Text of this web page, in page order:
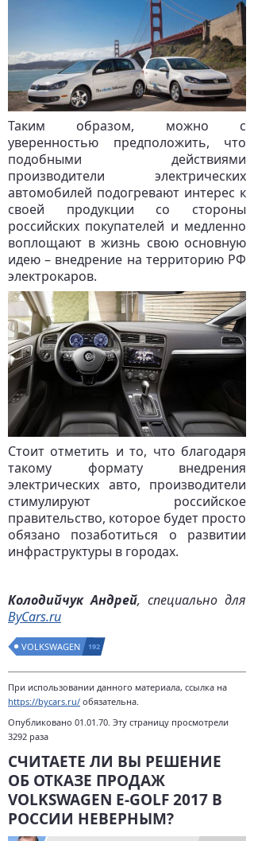
Таким образом, можно с
уверенностью предположить, что
подобными действиями
производители электрических
автомобилей подогревают интерес к
своей продукции со стороны
российских покупателей и медленно
воплощают в жизнь свою основную
идею – внедрение на территорию РФ
электрокаров.
Стоит отметить и то, что благодаря
такому формату внедрения
электрических авто, производители
стимулируют российское
правительство, которое будет просто
обязано позаботиться о развитии
инфраструктуры в городах.
Колодийчук Андрей, специально для
ByCars.ru
VOLKSWAGEN 192
При использовании данного материала, ссылка на
https://bycars.ru/ обязательна.
Опубликовано 01.01.70. Эту страницу просмотрели
3292 раза
СЧИТАЕТЕ ЛИ ВЫ РЕШЕНИЕ
ОБ ОТКАЗЕ ПРОДАЖ
VOLKSWAGEN E-GOLF 2017 В
РОССИИ НЕВЕРНЫМ?